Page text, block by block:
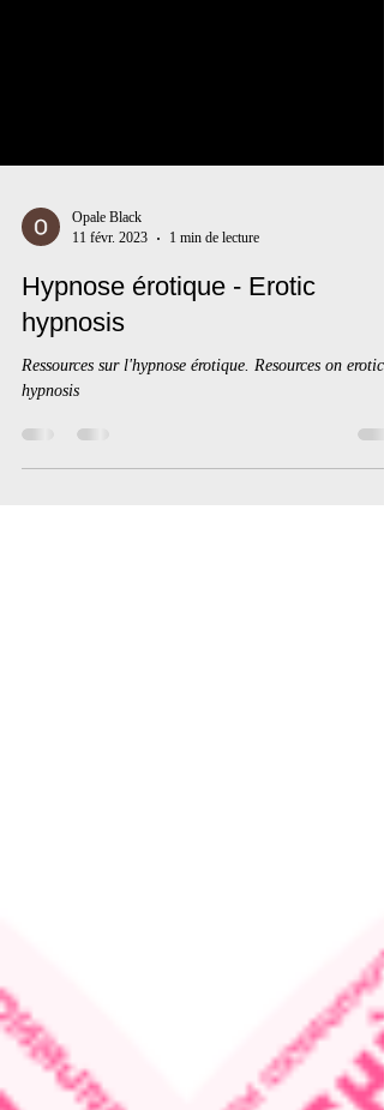
11 févr. 2023
1 min de lecture
Hypnose érotique - Erotic
hypnosis
Ressources sur l'hypnose érotique. Resources on erotic
hypnosis